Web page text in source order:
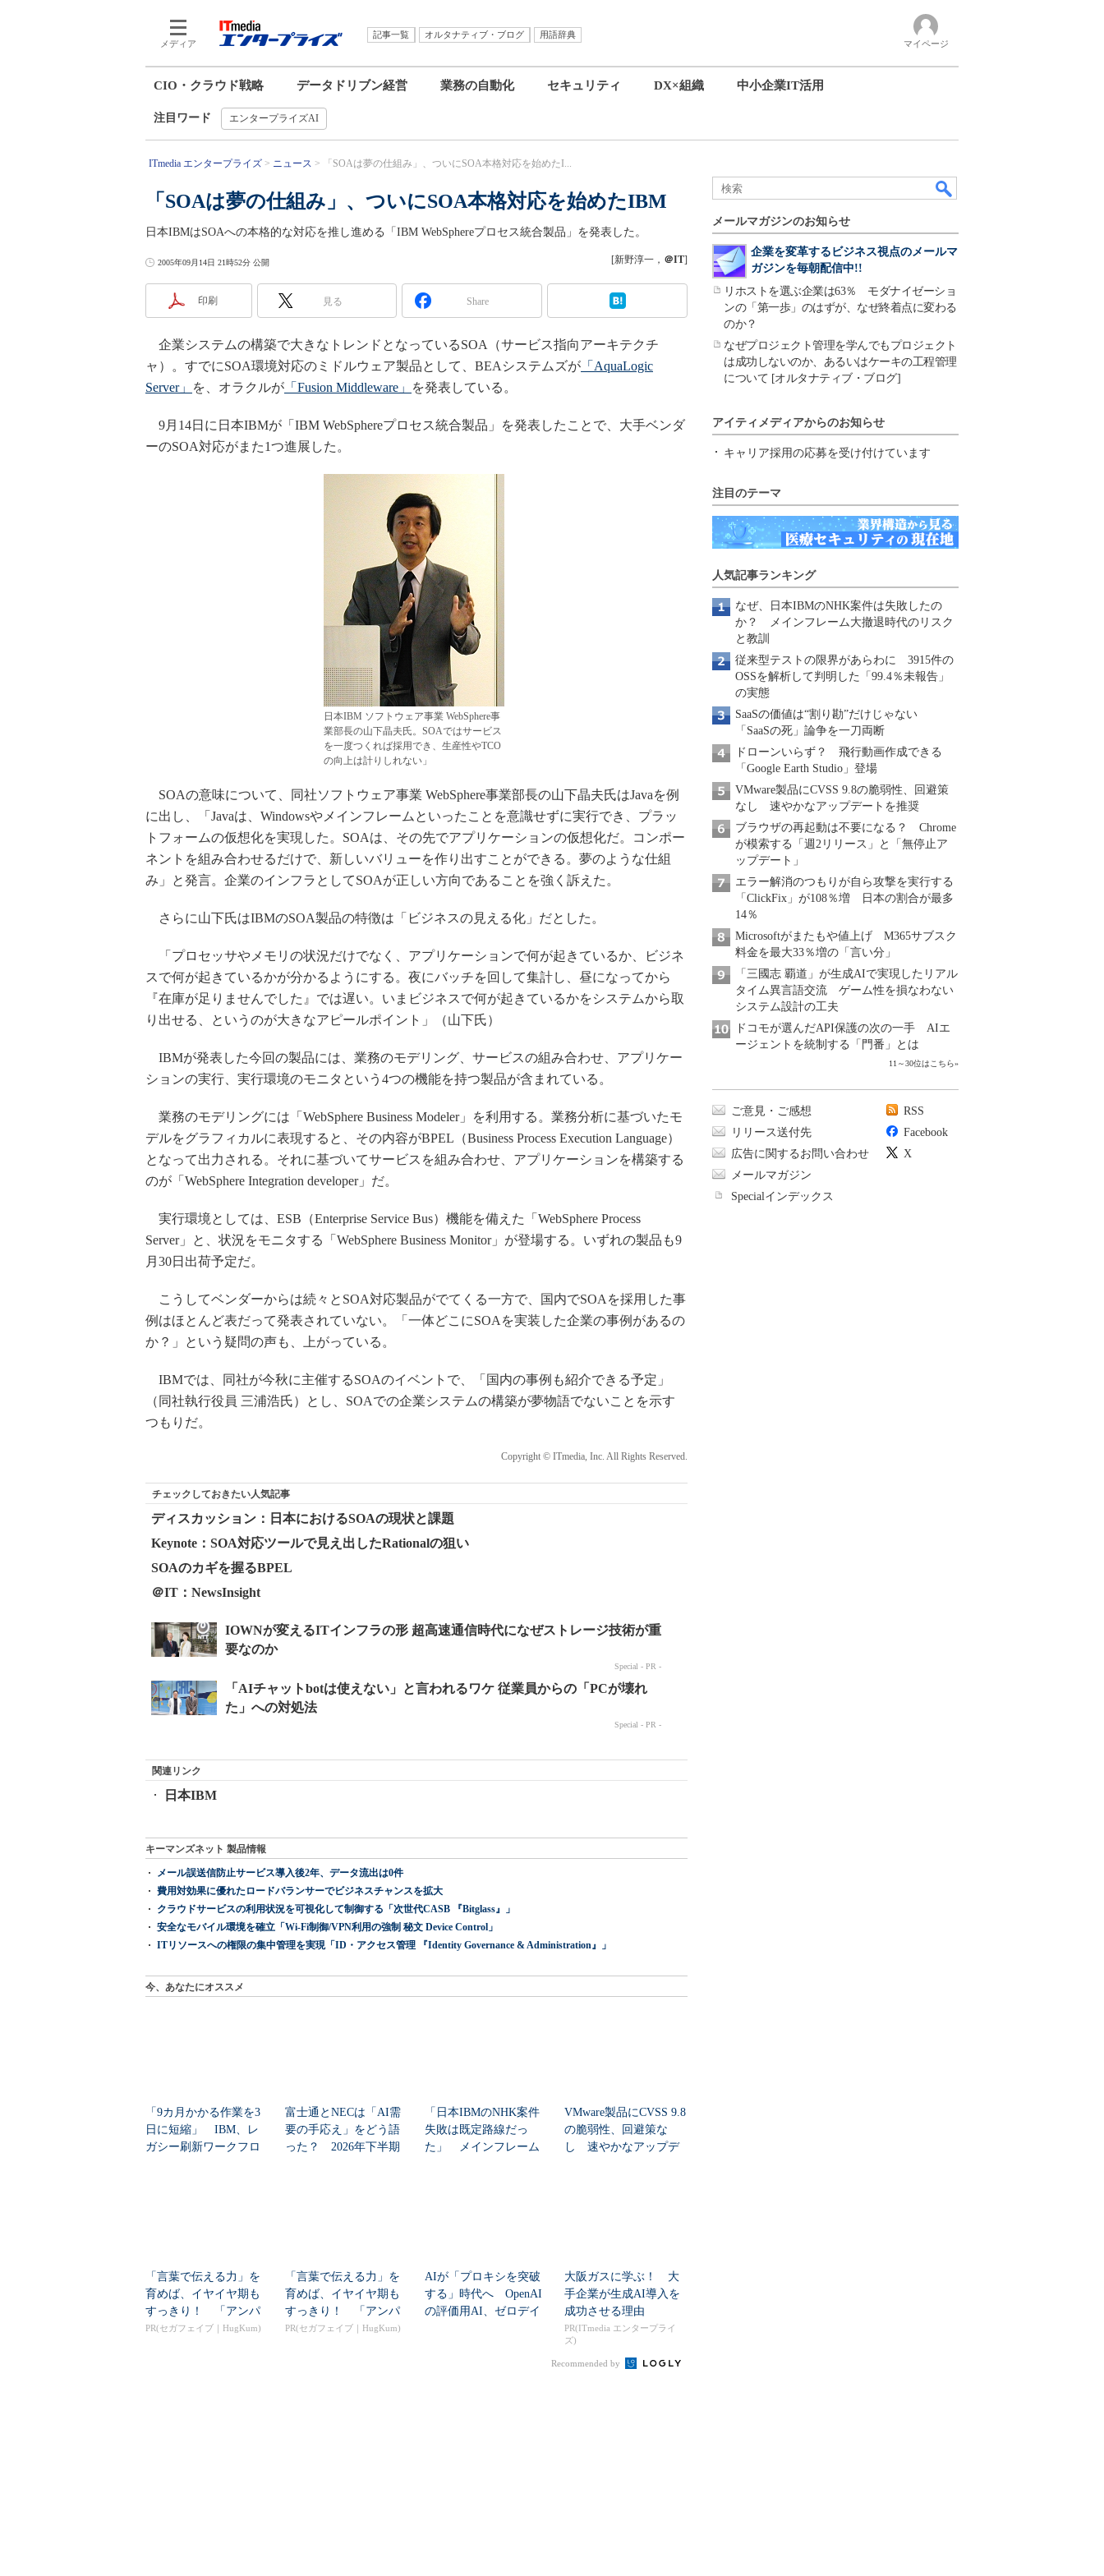
メディア
記事一覧 オルタナティブ・ブログ
用語辞典
マイページ
CIO・クラウド戦略 データドリブン経営 業務の自動化 セキュリティ DX×組織 中小企業IT活用
注目ワード エンタープライズAI
ITmedia エンタープライズ ニュース 「SOAは夢の仕組み」、ついにSOA本格対応を始めたI...
「SOAは夢の仕組み」、ついにSOA本格対応を始めたIBM
日本IBMはSOAへの本格的な対応を推し進める「IBM WebSphereプロセス統合製品」を発表した。
2005年09月14日 21時52分 公開 [新野淳一， ＠IT]
印刷 見る Share
企業システムの構築で大きなトレンドとなっているSOA（サービス指向アーキテクチ
ャ）。すでにSOA環境対応のミドルウェア製品として、BEAシステムズが 「AquaLogic
Server」
を、オラクルが 「Fusion Middleware」 を発表している。
9月14日に日本IBMが「IBM WebSphereプロセス統合製品」を発表したことで、大手ベンダ
ーのSOA対応がまた1つ進展した。
日本IBM ソフトウェア事業 WebSphere事
業部長の山下晶夫氏。SOAではサービス
を一度つくれば採用でき、生産性やTCO
の向上は計りしれない」
SOAの意味について、同社ソフトウェア事業 WebSphere事業部長の山下晶夫氏はJavaを例
に出し、「Javaは、Windowsやメインフレームといったことを意識せずに実行でき、プラッ
トフォームの仮想化を実現した。SOAは、その先でアプリケーションの仮想化だ。コンポー
ネントを組み合わせるだけで、新しいバリューを作り出すことができる。夢のような仕組
み」と発言。企業のインフラとしてSOAが正しい方向であることを強く訴えた。
さらに山下氏はIBMのSOA製品の特徴は「ビジネスの見える化」だとした。
「プロセッサやメモリの状況だけでなく、アプリケーションで何が起きているか、ビジネ
スで何が起きているかが分かるようにする。夜にバッチを回して集計し、昼になってから
『在庫が足りませんでした』では遅い。いまビジネスで何が起きているかをシステムから取
り出せる、というのが大きなアピールポイント」（山下氏）
IBMが発表した今回の製品には、業務のモデリング、サービスの組み合わせ、アプリケー
ションの実行、実行環境のモニタという4つの機能を持つ製品が含まれている。
業務のモデリングには「WebSphere Business Modeler」を利用する。業務分析に基づいたモ
デルをグラフィカルに表現すると、その内容がBPEL（Business Process Execution Language）
となって出力される。それに基づいてサービスを組み合わせ、アプリケーションを構築する
のが「WebSphere Integration developer」だ。
実行環境としては、ESB（Enterprise Service Bus）機能を備えた「WebSphere Process
Server」と、状況をモニタする「WebSphere Business Monitor」が登場する。いずれの製品も9
月30日出荷予定だ。
こうしてベンダーからは続々とSOA対応製品がでてくる一方で、国内でSOAを採用した事
例はほとんど表だって発表されていない。「一体どこにSOAを実装した企業の事例があるの
か？」という疑問の声も、上がっている。
IBMでは、同社が今秋に主催するSOAのイベントで、「国内の事例も紹介できる予定」
（同社執行役員 三浦浩氏）とし、SOAでの企業システムの構築が夢物語でないことを示す
つもりだ。
Copyright © ITmedia, Inc. All Rights Reserved.
チェックしておきたい人気記事
ディスカッション：日本におけるSOAの現状と課題
Keynote：SOA対応ツールで見え出したRationalの狙い
SOAのカギを握るBPEL
＠IT：NewsInsight
関連リンク
日本IBM
キーマンズネット 製品情報
メール誤送信防止サービス導入後2年、データ流出は0件
費用対効果に優れたロードバランサーでビジネスチャンスを拡大
クラウドサービスの利用状況を可視化して制御する「次世代CASB 『Bitglass』」
安全なモバイル環境を確立「Wi-Fi制御/VPN利用の強制 秘文 Device Control」
ITリソースへの権限の集中管理を実現「ID・アクセス管理 『Identity Governance & Administration』」
今、あなたにオススメ
「9カ月かかる作業を3
日に短縮」 IBM、レ
ガシー刷新ワークフロ
富士通とNECは「AI需
要の手応え」をどう語
った？ 2026年下半期
「日本IBMのNHK案件
失敗は既定路線だっ
た」 メインフレーム
VMware製品にCVSS 9.8
の脆弱性、回避策な
し 速やかなアップデ
「言葉で伝える力」を
育めば、イヤイヤ期も
すっきり！ 「アンパ
ンマン ことばずかん...
PR(セガフェイブ｜HugKum)
「言葉で伝える力」を
育めば、イヤイヤ期も
すっきり！ 「アンパ
ンマン ことばずかん...
PR(セガフェイブ｜HugKum)
AIが「プロキシを突破
する」時代へ OpenAI
の評価用AI、ゼロデイ
大阪ガスに学ぶ！ 大
手企業が生成AI導入を
成功させる理由
PR(ITmedia エンタープライ
ズ)
Recommended by
メールマガジンのお知らせ
企業を変革するビジネス視点のメールマ
ガジンを毎朝配信中!!
リホストを選ぶ企業は63％ モダナイゼーショ
ンの「第一歩」のはずが、なぜ終着点に変わる
のか？
なぜプロジェクト管理を学んでもプロジェクト
は成功しないのか、あるいはケーキの工程管理
について [オルタナティブ・ブログ]
アイティメディアからのお知らせ
キャリア採用の応募を受け付けています
注目のテーマ
人気記事ランキング
なぜ、日本IBMのNHK案件は失敗したの
か？ メインフレーム大撤退時代のリスク
と教訓
従来型テストの限界があらわに 3915件の
OSSを解析して判明した「99.4％未報告」
の実態
SaaSの価値は“割り勘”だけじゃない
「SaaSの死」論争を一刀両断
ドローンいらず？ 飛行動画作成できる
「Google Earth Studio」登場
VMware製品にCVSS 9.8の脆弱性、回避策
なし 速やかなアップデートを推奨
ブラウザの再起動は不要になる？ Chrome
が模索する「週2リリース」と「無停止ア
ップデート」
エラー解消のつもりが自ら攻撃を実行する
「ClickFix」が108％増 日本の割合が最多
14％
Microsoftがまたもや値上げ M365サブスク
料金を最大33％増の「言い分」
「三國志 覇道」が生成AIで実現したリアル
タイム異言語交流 ゲーム性を損なわない
システム設計の工夫
ドコモが選んだAPI保護の次の一手 AIエ
ージェントを統制する「門番」とは
11～30位はこちら»
ご意見・ご感想
リリース送付先
広告に関するお問い合わせ
メールマガジン
Specialインデックス
RSS
Facebook
X